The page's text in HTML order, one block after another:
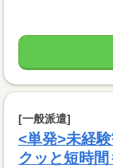
[一般派遣]
<単発>未経
クッと短時間